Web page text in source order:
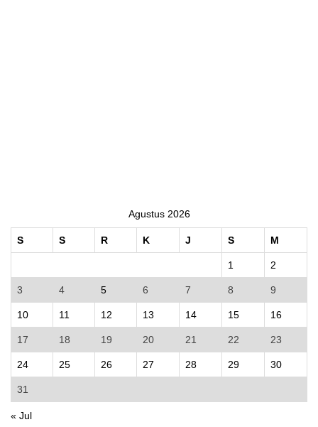
Agustus 2026
S S R K J S M
1 2
3 4 5 6 7 8 9
10 11 12 13 14 15 16
17 18 19 20 21 22 23
24 25 26 27 28 29 30
31
« Jul